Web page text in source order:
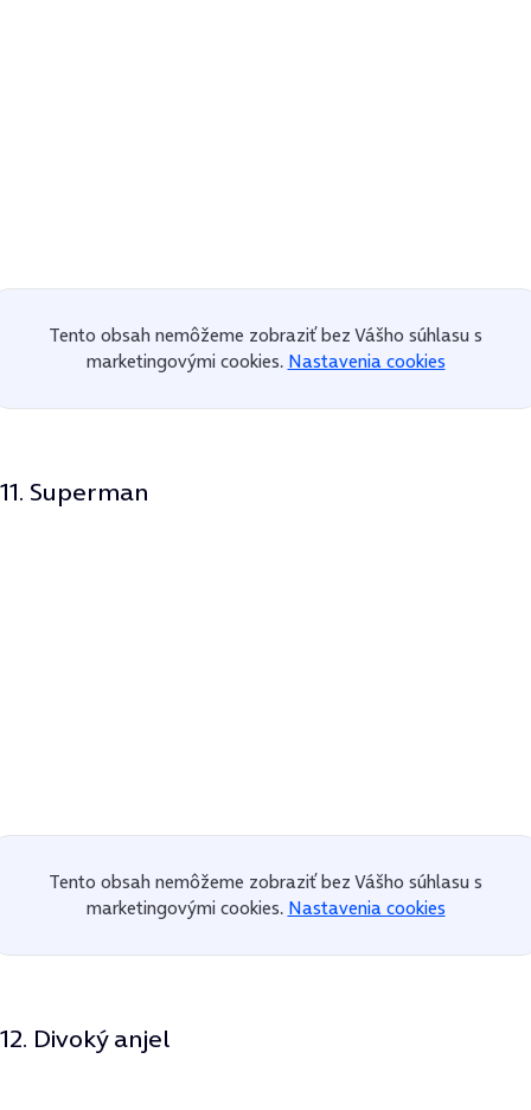
Tento obsah nemôžeme zobraziť bez Vášho súhlasu s
marketingovými cookies. Nastavenia cookies
11. Superman
Tento obsah nemôžeme zobraziť bez Vášho súhlasu s
marketingovými cookies. Nastavenia cookies
12. Divoký anjel